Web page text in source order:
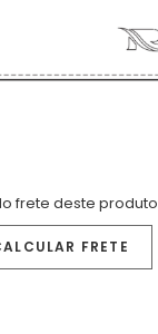
frete deste produto